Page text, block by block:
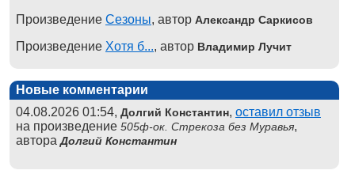
Произведение Сезоны, автор Александр Саркисов
Произведение Хотя б..., автор Владимир Лучит
Новые комментарии
04.08.2026 01:54, Долгий Константин, оставил отзыв
на произведение 505ф-ок. Стрекоза без Муравья,
автораДолгий Константин